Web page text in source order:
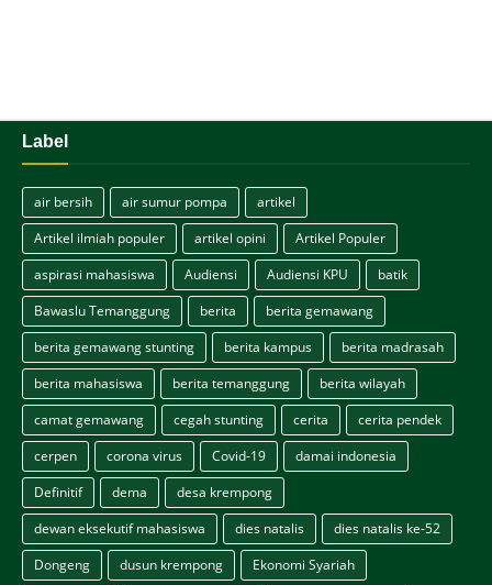
Label
air bersih air sumur pompa
artikel
Artikel ilmiah populer
artikel opini
Artikel Populer
aspirasi mahasiswa
Audiensi Audiensi KPU
batik
Bawaslu Temanggung
berita
berita gemawang
berita gemawang stunting
berita kampus
berita madrasah
berita mahasiswa
berita temanggung
berita wilayah
camat gemawang
cegah stunting cerita
cerita pendek
cerpen
corona virus Covid-19
damai indonesia
Definitif
dema
desa krempong
dewan eksekutif mahasiswa
dies natalis
dies natalis ke-52
Dongeng
dusun krempong
Ekonomi Syariah